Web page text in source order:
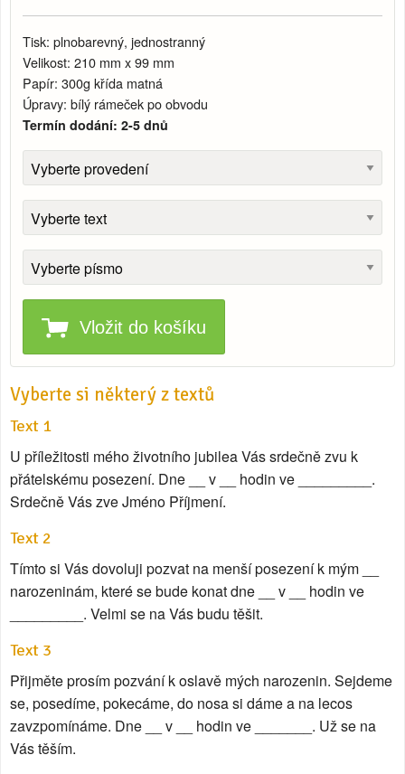
Tisk: plnobarevný, jednostranný
Velikost: 210 mm x 99 mm
Papír: 300g křída matná
Úpravy: bílý rámeček po obvodu
Termín dodání: 2-5 dnů
Vložit do košíku
Vyberte si některý z textů
Text 1
U příležitosti mého životního jubilea Vás srdečně zvu k
přátelskému posezení. Dne __ v __ hodin ve _________.
Srdečně Vás zve Jméno Příjmení.
Text 2
Tímto si Vás dovoluji pozvat na menší posezení k mým __
narozeninám, které se bude konat dne __ v __ hodin ve
_________. Velmi se na Vás budu těšit.
Text 3
Přijměte prosím pozvání k oslavě mých narozenin. Sejdeme
se, posedíme, pokecáme, do nosa si dáme a na lecos
zavzpomínáme. Dne __ v __ hodin ve _______. Už se na
Vás těším.